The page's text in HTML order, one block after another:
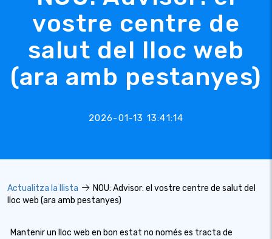
vostre centre de
salut del lloc web
(ara amb pestanyes)
2026-01-13 13:41:14
Actualitza la llista
NOU: Advisor: el vostre centre de salut del
lloc web (ara amb pestanyes)
Mantenir un lloc web en bon estat no només es tracta de